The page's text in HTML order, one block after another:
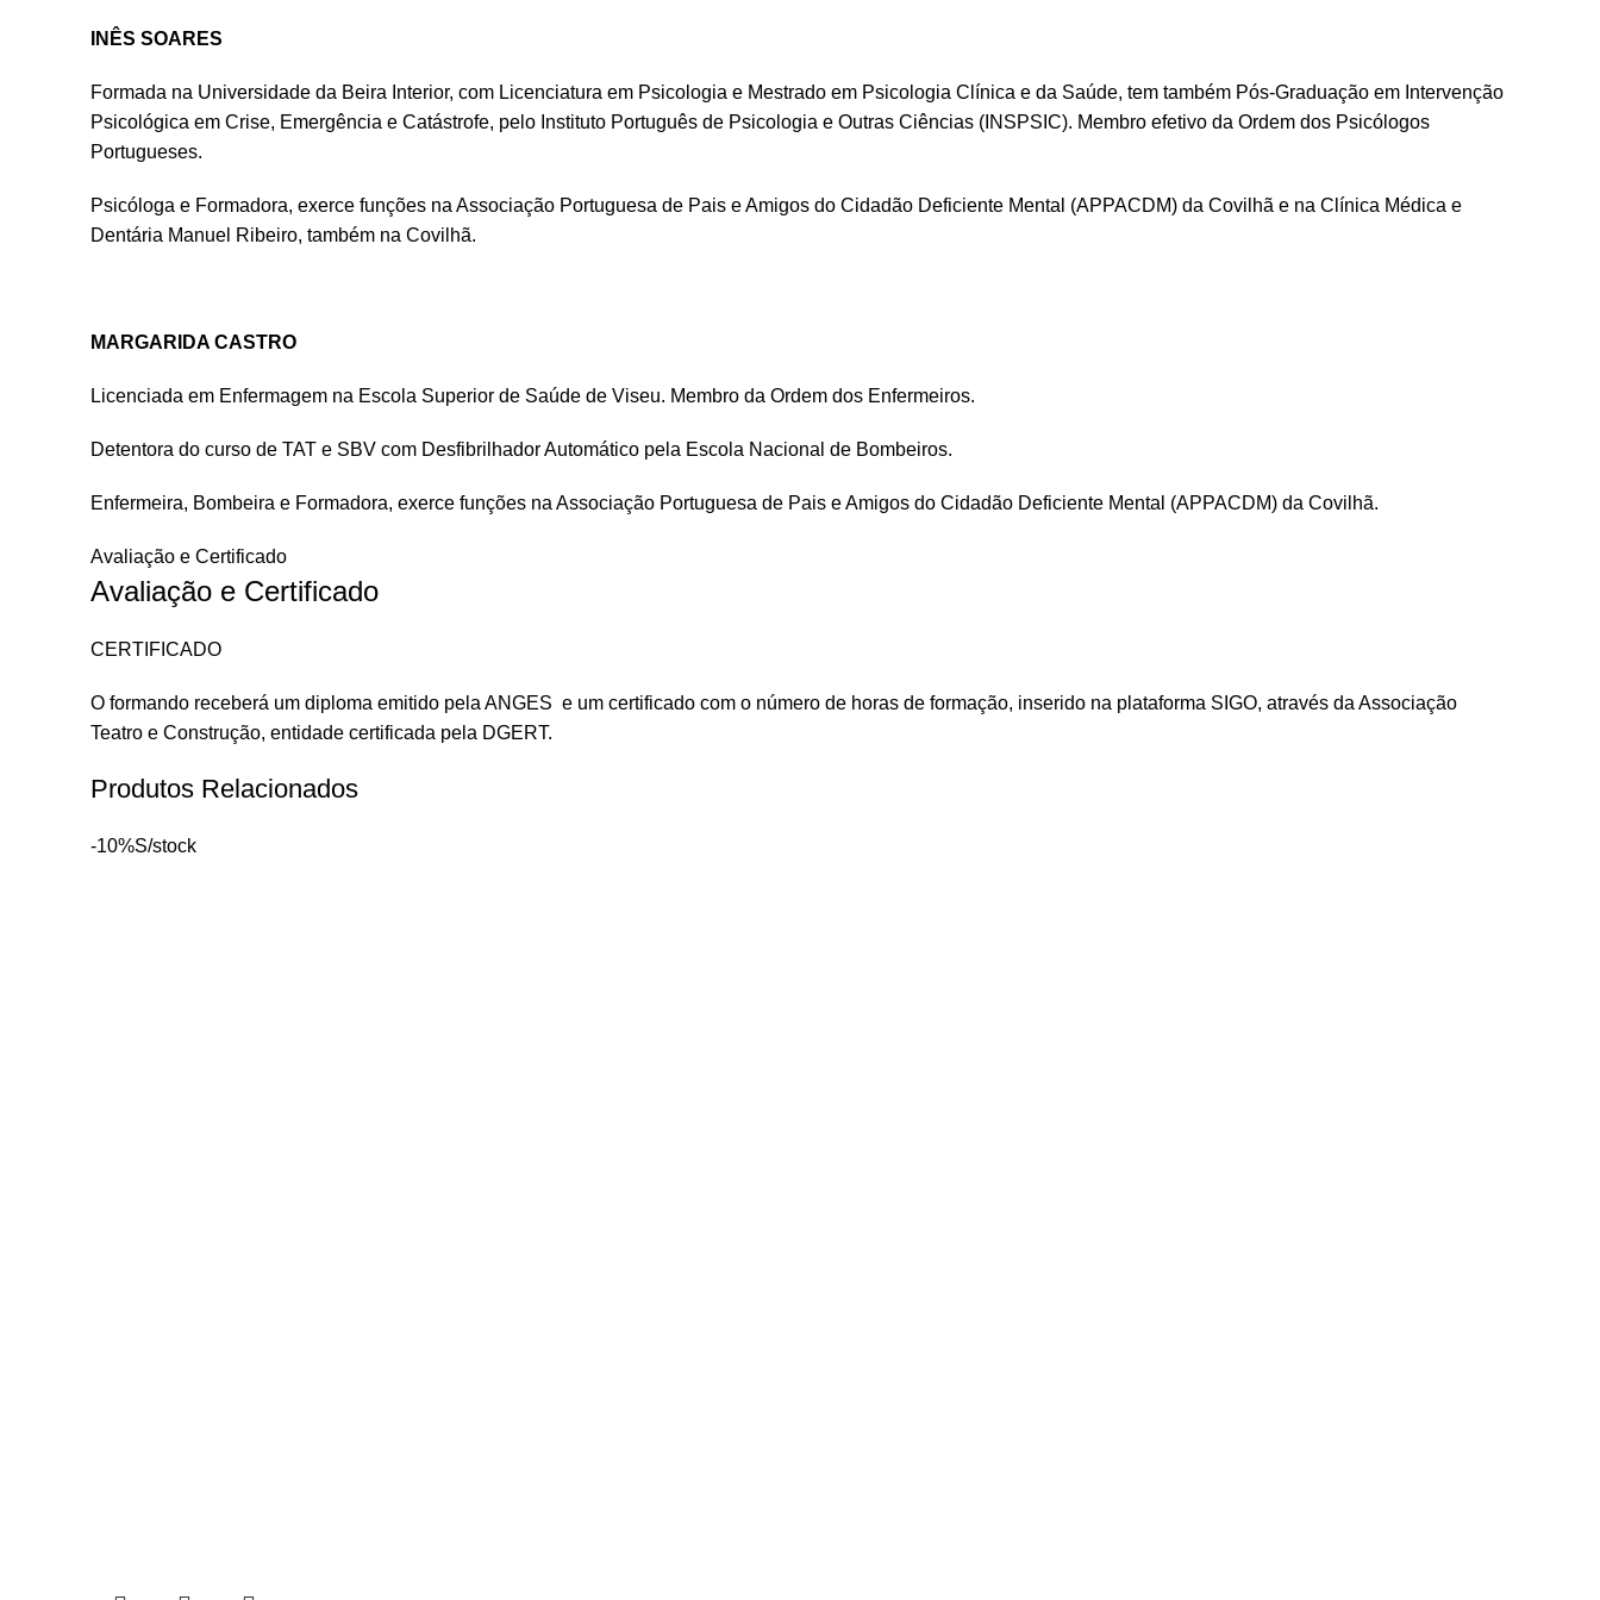
INÊS SOARES
Formada na Universidade da Beira Interior, com Licenciatura em Psicologia e Mestrado em Psicologia Clínica e da Saúde, tem também Pós-Graduação em Intervenção
Psicológica em Crise, Emergência e Catástrofe, pelo Instituto Português de Psicologia e Outras Ciências (INSPSIC). Membro efetivo da Ordem dos Psicólogos
Portugueses.
Psicóloga e Formadora, exerce funções na Associação Portuguesa de Pais e Amigos do Cidadão Deficiente Mental (APPACDM) da Covilhã e na Clínica Médica e
Dentária Manuel Ribeiro, também na Covilhã.
MARGARIDA CASTRO
Licenciada em Enfermagem na Escola Superior de Saúde de Viseu. Membro da Ordem dos Enfermeiros.
Detentora do curso de TAT e SBV com Desfibrilhador Automático pela Escola Nacional de Bombeiros.
Enfermeira, Bombeira e Formadora, exerce funções na Associação Portuguesa de Pais e Amigos do Cidadão Deficiente Mental (APPACDM) da Covilhã.
Avaliação e Certificado
Avaliação e Certificado
CERTIFICADO
O formando receberá um diploma emitido pela ANGES e um certificado com o número de horas de formação, inserido na plataforma SIGO, através da Associação
Teatro e Construção, entidade certificada pela DGERT.
Produtos Relacionados
-10%S/stock